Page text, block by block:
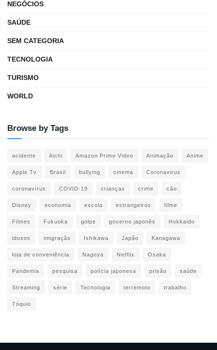
NEGÓCIOS
SAÚDE
SEM CATEGORIA
TECNOLOGIA
TURISMO
WORLD
Browse by Tags
acidente Aichi Amazon Prime Video Animação Anime
Apple Tv Brasil bullying cinema Coronavirus
coronavírus COVID-19 crianças crime cão
Disney economia escola estrangeiros filme
Filmes Fukuoka golpe governo japonês Hokkaido
idosos imigração Ishikawa Japão Kanagawa
loja de conveniência Nagoya Netflix Osaka
Pandemia pesquisa polícia japonesa prisão saúde
Streaming série Tecnologia terremoto trabalho
Tóquio